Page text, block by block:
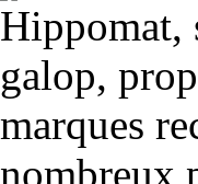
Hippomat,
galop,
marques
nombreux